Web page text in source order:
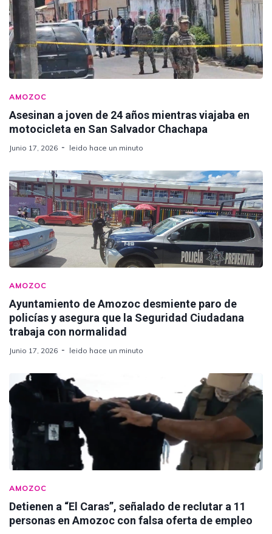
AMOZOC
Asesinan a joven de 24 años mientras viajaba en
motocicleta en San Salvador Chachapa
Junio 17, 2026 leido hace un minuto
AMOZOC
Ayuntamiento de Amozoc desmiente paro de
policías y asegura que la Seguridad Ciudadana
trabaja con normalidad
Junio 17, 2026 leido hace un minuto
AMOZOC
Detienen a “El Caras”, señalado de reclutar a 11
personas en Amozoc con falsa oferta de empleo